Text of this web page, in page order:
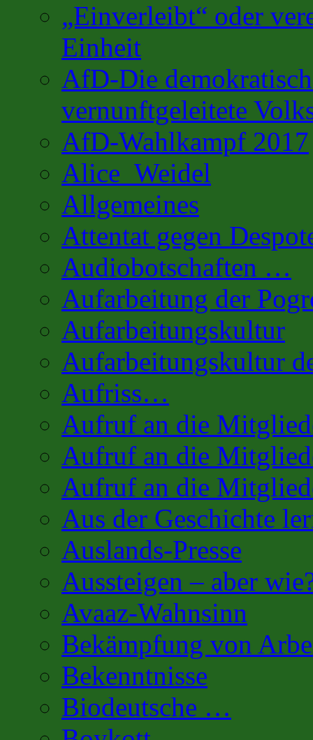
„Einverleibt“ oder
Einheit
AfD-Die
vernunftgeleitete
AfD-Wahlkampf 2017
Alice_Weidel
Allgemeines
Attentat gegen
Audiobotschaften …
Aufarbeitung der
Aufarbeitungskultur
Aufarbeitungskultur
Aufriss…
Aufruf an die
Aufruf an die
Aufruf an die
Aus der Geschichte
Auslands-Presse
Aussteigen – aber
Avaaz-Wahnsinn
Bekämpfung von
Bekenntnisse
Biodeutsche …